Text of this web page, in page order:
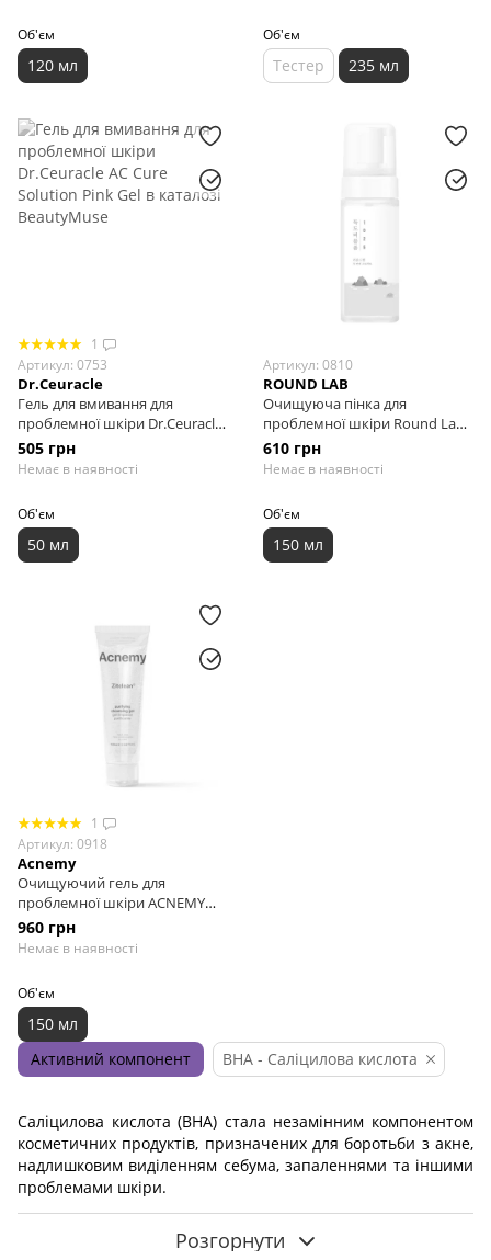
Об'єм
120 мл
Об'єм
Тестер 235 мл
1
Артикул: 0753
Dr.Ceuracle
Гель для вмивання для
проблемної шкіри Dr.Ceuracle
АC Сure Solution Pink Gel, 50 мл
505 грн
Немає в наявності
Об'єм
50 мл
Артикул: 0810
ROUND LAB
Очищуюча пінка для
проблемної шкіри Round Lab
1025 Dokdo Bubble Foam, 150
мл
610 грн
Немає в наявності
Об'єм
150 мл
1
Артикул: 0918
Acnemy
Очищуючий гель для
проблемної шкіри ACNEMY
Zitclean, 150 мл
960 грн
Немає в наявності
Об'єм
150 мл
Саліцилова кислота (BHA) стала незамінним компонентом
косметичних продуктів, призначених для боротьби з акне,
надлишковим виділенням себума, запаленнями та іншими
проблемами шкіри.
Як працюють гелі з саліциловою
Розгорнути
Активний компонент BHA - Саліцилова кислота